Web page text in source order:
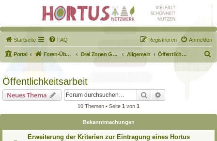
Startseite FAQ Anmelden
Registrieren
Portal Foren-Übersicht Drei Zonen Garten Allgemein Öffentlichkeitsarbeit
u
Öffentlichkeitsarbeit
Neues Thema Suche
10 Themen • Seite 1 von 1
Bekanntmachungen
Erweiterung der Kriterien zur Eintragung eines Hortus